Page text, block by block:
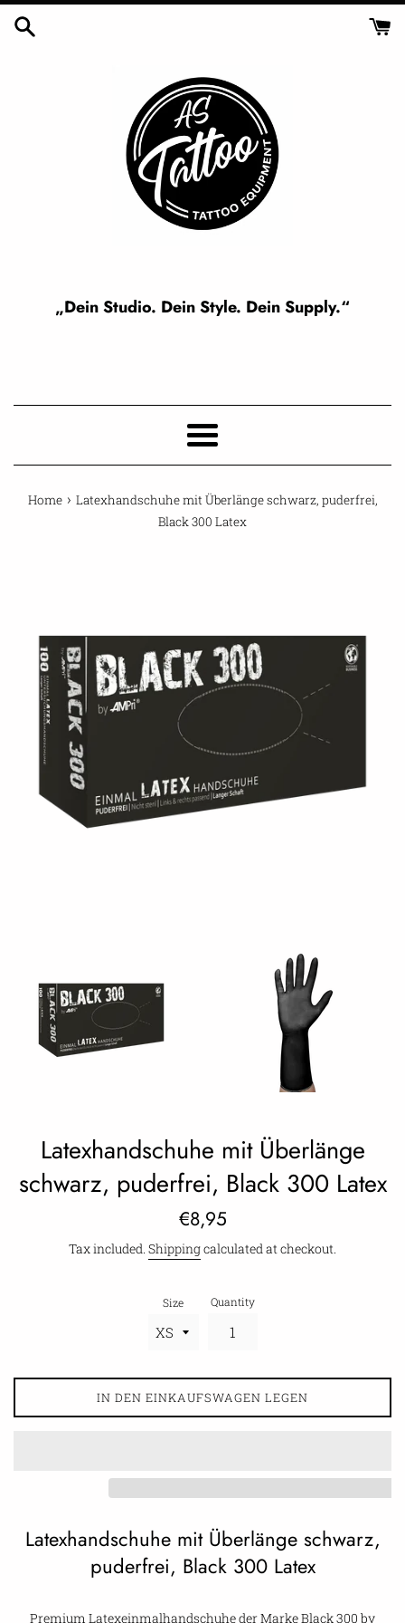
Skip
„Dein Studio. Dein Style. Dein Supply.“
Menu
Home › Latexhandschuhe mit Überlänge schwarz, puderfrei,
Black 300 Latex
Latexhandschuhe mit Überlänge
schwarz, puderfrei, Black 300 Latex
Regular
price
€8,95
Tax included. Shippingcalculated at checkout.
Size Quantity
IN DEN EINKAUFSWAGEN LEGEN
Latexhandschuhe mit Überlänge schwarz,
puderfrei, Black 300 Latex
Premium Latexeinmalhandschuhe der Marke Black 300 by